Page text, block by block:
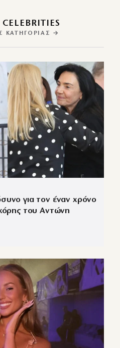
ΚΑΤΗΓΟΡΊΑΣ →
για τον έναν χρόνο
του Αντώνη